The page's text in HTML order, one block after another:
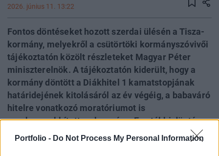
Portfolio - Do Not Process My Personal Information
2026. június 11. 13:22
Fontos döntéseket hozott szerdai ülésén a Tisza-
kormány, melyekről a csütörtöki kormányszóvivői
tájékoztatón közölt részleteket Magyar Péter
miniszterelnök. A tájékoztatón kiderült, hogy a
kormány döntött a Diákhitel 1 kamatstopjának
határidejének kitolásáról az év végéig, a babaváró
hitelre vonatkozó moratóriumot is
meghosszabbította a kormány. Ez utóbbi döntés
24 ezer családot érint. Budapest újabb haladékot